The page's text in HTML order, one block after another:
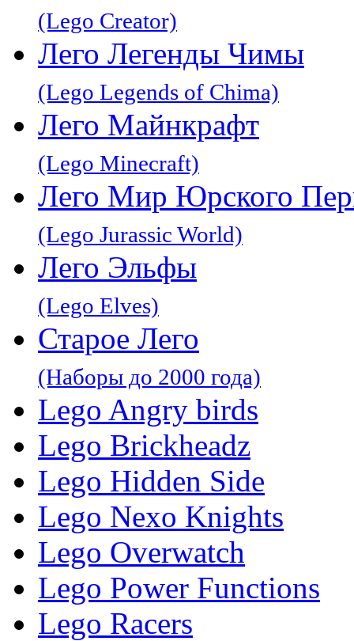
(Lego Creator)
Лего Легенды Чимы
(Lego Legends of Chima)
Лего Майнкрафт
(Lego Minecraft)
Лего Мир Юрского
(Lego Jurassic World)
Лего Эльфы
(Lego Elves)
Старое Лего
(Наборы до 2000 года)
Lego Angry birds
Lego Brickheadz
Lego Hidden Side
Lego Nexo Knights
Lego Overwatch
Lego Power Functions
Lego Racers